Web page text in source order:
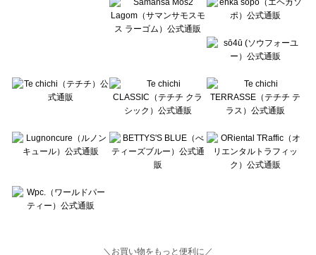
＼お買い物をもっと便利に／